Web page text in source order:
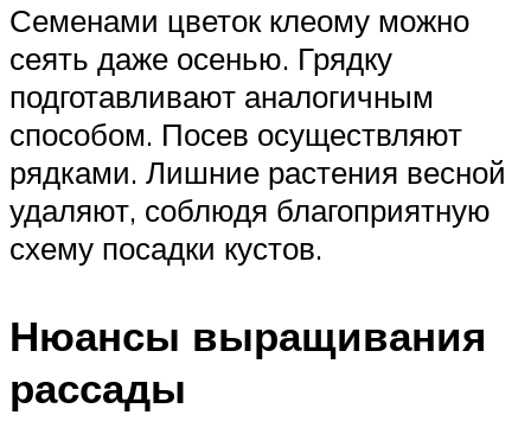
Семенами цветок клеому можно
сеять даже осенью. Грядку
подготавливают аналогичным
способом. Посев осуществляют
рядками. Лишние растения весной
удаляют, соблюдя благоприятную
схему посадки кустов.
Нюансы выращивания
рассады